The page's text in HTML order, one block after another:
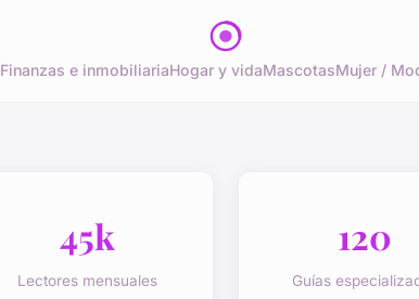
Finanzas e inmobiliariaHogar y vidaMascotasMujer /
45k
Lectores mensuales
120
Guías